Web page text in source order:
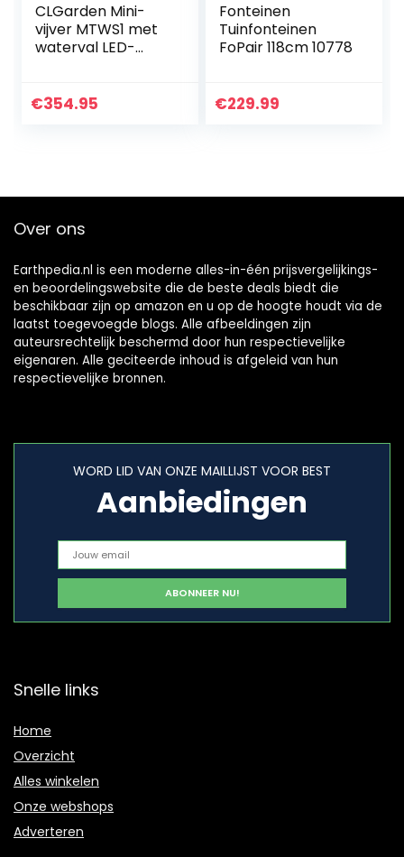
CLGarden Mini-
vijver MTWS1 met
waterval LED-
tuin balkon terras
€354.95
Fonteinen
Tuinfonteinen
FoPair 118cm 10778
€229.99
Over ons
Earthpedia.nl is een moderne alles-in-één prijsvergelijkings-
en beoordelingswebsite die de beste deals biedt die
beschikbaar zijn op amazon en u op de hoogte houdt via de
laatst toegevoegde blogs. Alle afbeeldingen zijn
auteursrechtelijk beschermd door hun respectievelijke
eigenaren. Alle geciteerde inhoud is afgeleid van hun
respectievelijke bronnen.
WORD LID VAN ONZE MAILLIJST VOOR BEST
Aanbiedingen
Snelle links
Home
Overzicht
Alles winkelen
Onze webshops
Adverteren